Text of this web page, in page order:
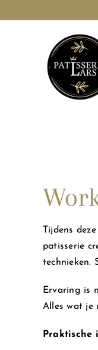
naar
Tijdens
patisserie
technieken.
Ervaring is
Alles wat je
Praktische